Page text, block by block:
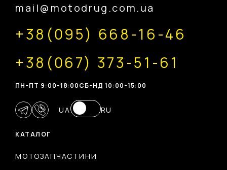
КАТАЛОГ
МОТОЗАПЧАСТИНИ
mail@motodrug.com.ua
+38(095) 668-16-46
+38(067) 373-51-61
ПН-ПТ 9:00-18:00CБ-НД 10:00-15:00
UA RU